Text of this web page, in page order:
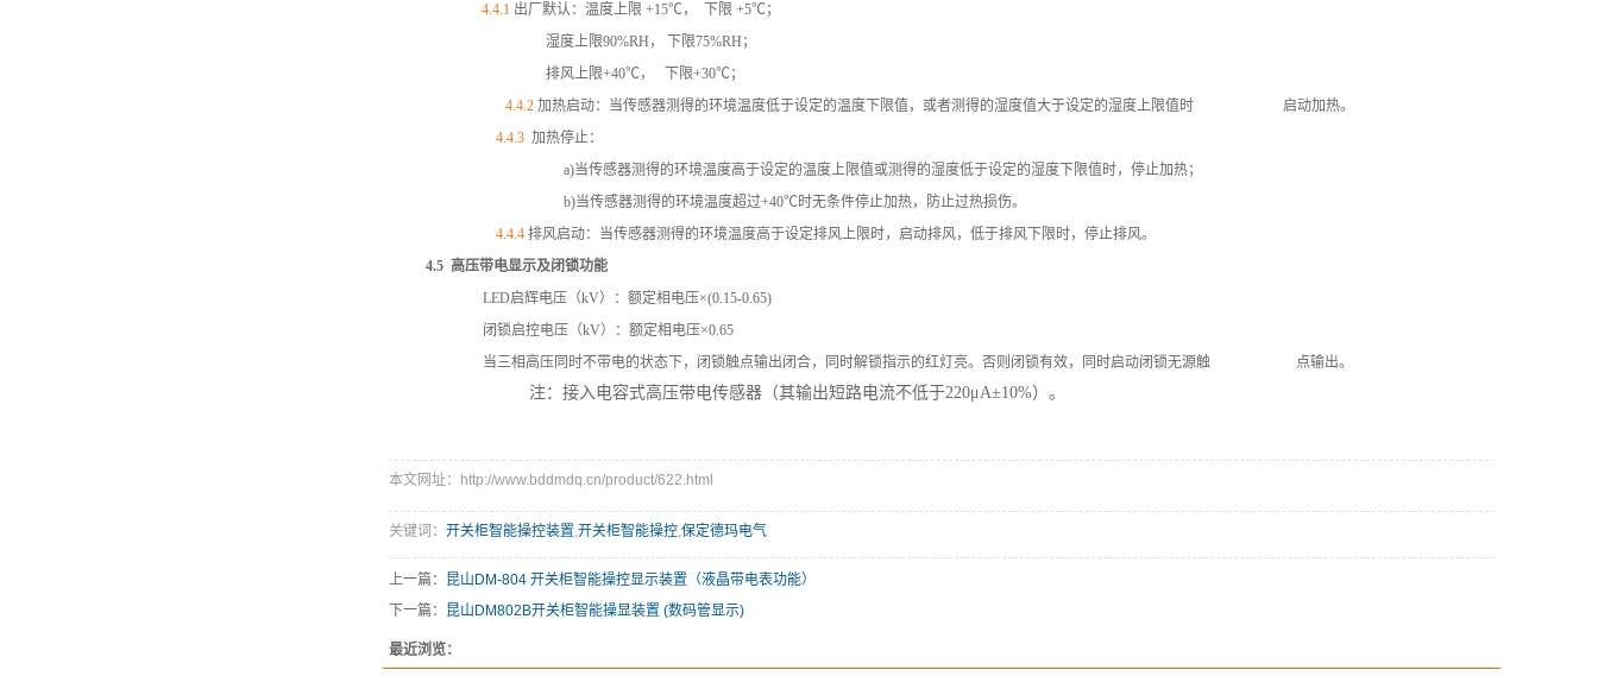
4.4.1 出厂默认：温度上限 +15℃， 下限 +5℃；
湿度上限90%RH， 下限75%RH；
排风上限+40℃， 下限+30℃；
4.4.2 加热启动：当传感器测得的环境温度低于设定的温度下限值，或者测得的湿度值大于设定的湿度上限值时 启动加热。
4.4.3 加热停止：
a)当传感器测得的环境温度高于设定的温度上限值或测得的湿度低于设定的湿度下限值时，停止加热；
b)当传感器测得的环境温度超过+40℃时无条件停止加热，
防止过热损伤。
4.4.4 排风启动：当传感器测得的环境温度高于设定排风上限时， 启动排风，低于排风下限时，停止排风。
4.5 高压带电显示及闭锁功能
LED启辉电压（kV）：额定相电压×(0.15-0.65)
闭锁启控电压（kV）：额定相电压×0.65
当三相高压同时不带电的状态下，闭锁触点输出闭合，同时解锁指示的红灯 亮。否则闭锁有效，同时启动闭锁无源触 点输出。
注： 接入电容式高压带电传感器（其输出短路电流不低于220μA±10%）。
本文网址：http://www.bddmdq.cn/product/622.html
关键词： 开关柜智能操控装置,开关柜智能操控,保定德玛电气
上一篇： 昆山DM-804 开关柜智能操控显示装置（液晶带电表功能）
下一篇： 昆山DM802B开关柜智能操显装置 (数码管显示)
最近浏览：